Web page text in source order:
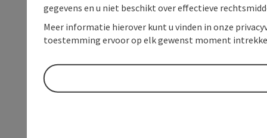
gegevens en u niet beschikt over effectieve
Meer informatie hierover kunt u vinden in onze
toestemming ervoor op elk gewenst moment